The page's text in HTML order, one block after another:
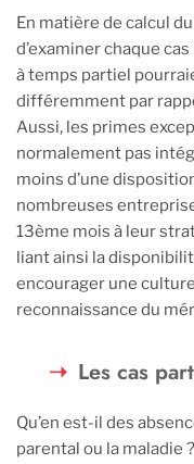
En matière de calcul
d’examiner chaque
à temps partiel
différemment par
Aussi, les primes
normalement pas
moins d’une
nombreuses
13ème mois à leur
liant ainsi la
encourager une
reconnaissance du
Les cas
Qu’en est-il des
parental ou la maladie